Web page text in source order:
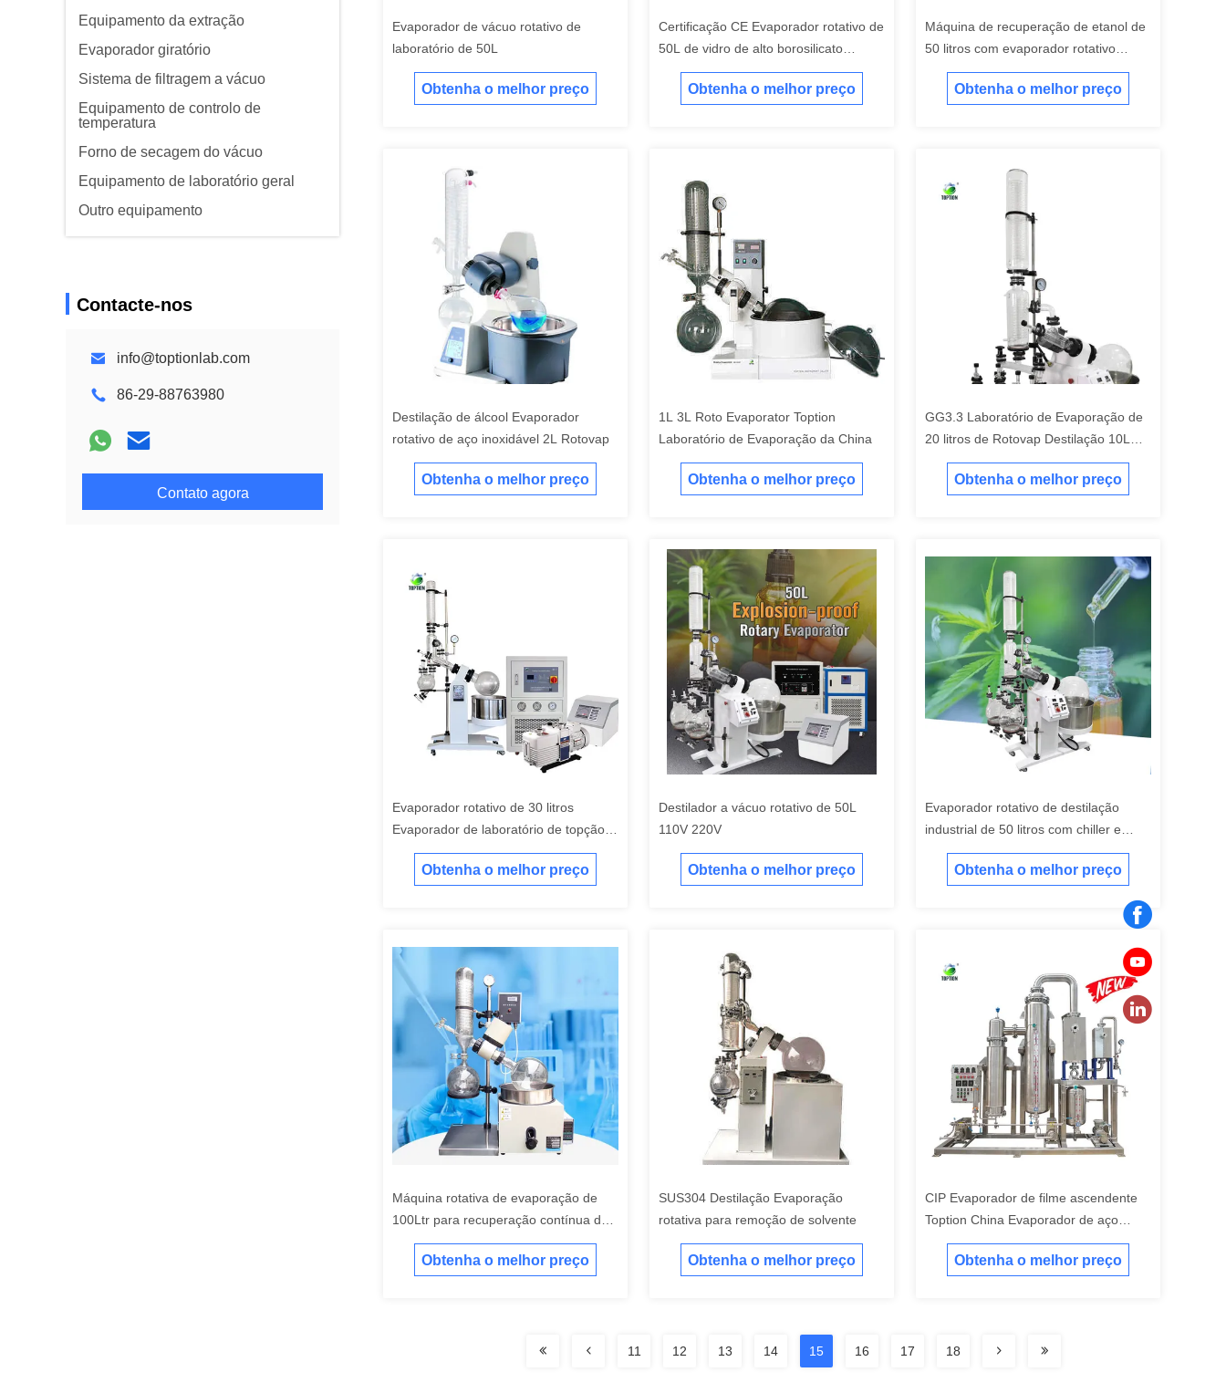
Equipamento da extração
Evaporador giratório
Sistema de filtragem a vácuo
Equipamento de controlo de
temperatura
Forno de secagem do vácuo
Equipamento de laboratório geral
Outro equipamento
Contacte-nos
info@toptionlab.com
86-29-88763980
Contato agora
Evaporador de vácuo rotativo de
laboratório de 50L
Obtenha o melhor preço
Certificação CE Evaporador rotativo de
50L de vidro de alto borosilicato
Rotovap de 50 litros
Obtenha o melhor preço
Máquina de recuperação de etanol de
50 litros com evaporador rotativo
220V/380V para laboratório
Obtenha o melhor preço
Destilação de álcool Evaporador
rotativo de aço inoxidável 2L Rotovap
Obtenha o melhor preço
1L 3L Roto Evaporator Toption
Laboratório de Evaporação da China
Obtenha o melhor preço
GG3.3 Laboratório de Evaporação de
20 litros de Rotovap Destilação 10L
Obtenha o melhor preço
Evaporador rotativo de 30 litros
Evaporador de laboratório de topção
com chiller e bomba
Obtenha o melhor preço
Destilador a vácuo rotativo de 50L
110V 220V
Obtenha o melhor preço
Evaporador rotativo de destilação
industrial de 50 litros com chiller e
bomba de vácuo
Obtenha o melhor preço
Máquina rotativa de evaporação de
100Ltr para recuperação contínua de
solvente
Obtenha o melhor preço
SUS304 Destilação Evaporação
rotativa para remoção de solvente
Obtenha o melhor preço
CIP Evaporador de filme ascendente
Toption China Evaporador de aço
inoxidável
Obtenha o melhor preço
11 12 13 14 15 16 17 18